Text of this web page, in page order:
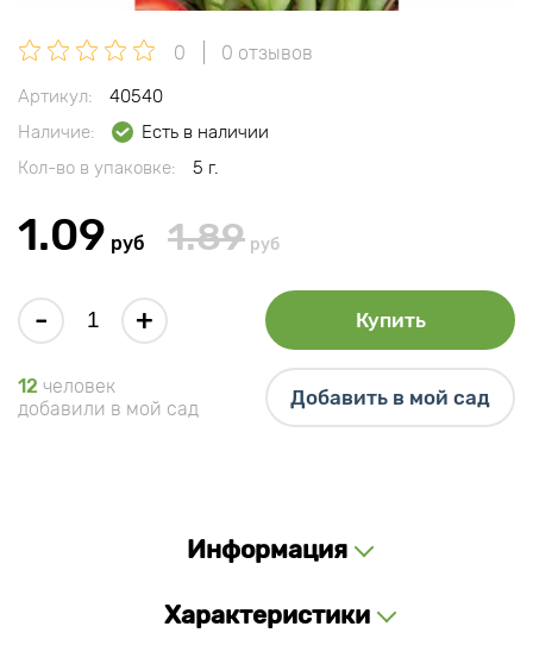
0 0 отзывов
Артикул:
40540
Наличие:
Есть в наличии
Кол-во в упаковке:
5 г.
1.09 руб 1.89 руб
- + Купить
12 человек
добавили в мой сад
Добавить в мой сад
Информация
Характеристики